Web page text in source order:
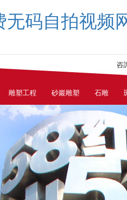
码自拍视频
咨
雕塑工程 砂巖雕塑 石雕